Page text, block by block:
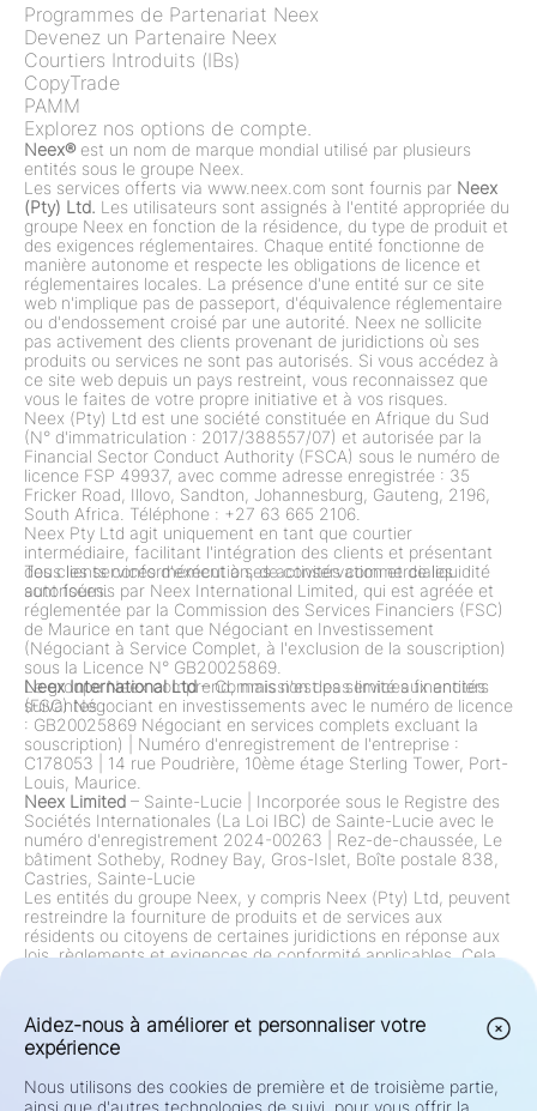
Programmes de Partenariat Neex
Devenez un Partenaire Neex
Courtiers Introduits (IBs)
CopyTrade
PAMM
Explorez nos options de compte.
Neex®est un nom de marque mondial utilisé par plusieurs
entités sous le groupe Neex.
Les services offerts via www.neex.com sont fournis par Neex
(Pty) Ltd. Les utilisateurs sont assignés à l'entité appropriée du
groupe Neex en fonction de la résidence, du type de produit et
des exigences réglementaires. Chaque entité fonctionne de
manière autonome et respecte les obligations de licence et
réglementaires locales. La présence d'une entité sur ce site
web n'implique pas de passeport, d'équivalence réglementaire
ou d'endossement croisé par une autorité. Neex ne sollicite
pas activement des clients provenant de juridictions où ses
produits ou services ne sont pas autorisés. Si vous accédez à
ce site web depuis un pays restreint, vous reconnaissez que
vous le faites de votre propre initiative et à vos risques.
Neex (Pty) Ltd est une société constituée en Afrique du Sud
(N° d'immatriculation : 2017/388557/07) et autorisée par la
Financial Sector Conduct Authority (FSCA) sous le numéro de
licence FSP 49937, avec comme adresse enregistrée : 35
Fricker Road, Illovo, Sandton, Johannesburg, Gauteng, 2196,
South Africa. Téléphone : +27 63 665 2106.
Neex Pty Ltd agit uniquement en tant que courtier
intermédiaire, facilitant l'intégration des clients et présentant
des clients conformément à ses activités commerciales
autorisées.
Tous les services d'exécution, de conservation et de liquidité
sont fournis par Neex International Limited, qui est agréée et
réglementée par la Commission des Services Financiers (FSC)
de Maurice en tant que Négociant en Investissement
(Négociant à Service Complet, à l'exclusion de la souscription)
sous la Licence N° GB20025869.
Le groupe Neex comprend, mais n'est pas limité aux entités
suivantes :
Neex International Ltd– Commission des services financiers
(FSC) Négociant en investissements avec le numéro de licence
: GB20025869 Négociant en services complets excluant la
souscription)
Numéro d'enregistrement de l'entreprise :
C178053
14 rue Poudrière, 10ème étage Sterling Tower, Port-
Louis, Maurice.
Neex Limited – Sainte-Lucie
Incorporée sous le Registre des
Sociétés Internationales (La Loi IBC) de Sainte-Lucie avec le
numéro d'enregistrement 2024-00263
Rez-de-chaussée, Le
bâtiment Sotheby, Rodney Bay, Gros-Islet, Boîte postale 838,
Castries, Sainte-Lucie
Les entités du groupe Neex, y compris Neex (Pty) Ltd, peuvent
restreindre la fourniture de produits et de services aux
résidents ou citoyens de certaines juridictions en réponse aux
lois, règlements et exigences de conformité applicables. Cela
telles offres sont interdites par la loi ou le règlement. Le groupe
examine et met continuellement à jour ses restrictions
conformément aux changements réglementaires.
le Forex sont des produits à effet de levier et présentent un
Aidez-nous à améliorer et personnaliser votre
expérience
Nous utilisons des cookies de première et de troisième partie,
ainsi que d'autres technologies de suivi, pour vous offrir la